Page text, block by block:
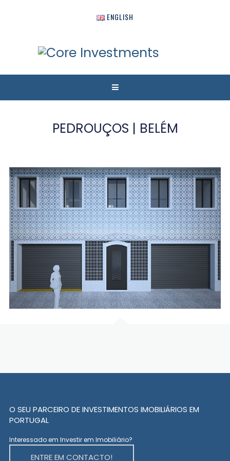
ENGLISH
PEDROUÇOS | BELÉM
O SEU PARCEIRO DE INVESTIMENTOS IMOBILIÁRIOS EM
PORTUGAL
Interessado em Investir em Imobiliário?
ENTRE EM CONTACTO!